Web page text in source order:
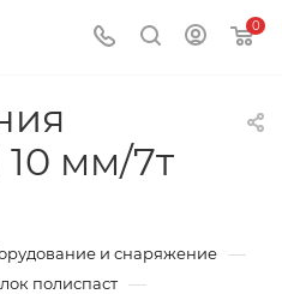
0
10 мм/7т
и снаряжение —
полиспаст —